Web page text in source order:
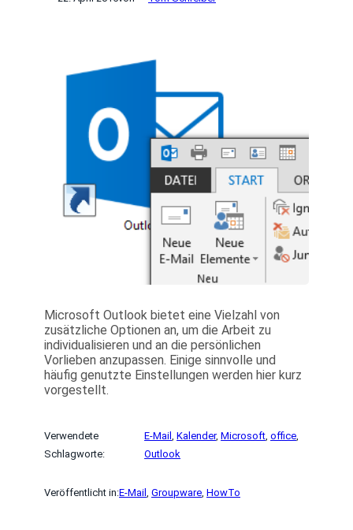
Microsoft Outlook bietet eine Vielzahl von
zusätzliche Optionen an, um die Arbeit zu
individualisieren und an die persönlichen
Vorlieben anzupassen. Einige sinnvolle und
häufig genutzte Einstellungen werden hier kurz
vorgestellt.
Verwendete
Schlagworte:
E-Mail , Kalender, Microsoft , office
Outlook
Veröffentlicht in:E-Mail Groupware HowTo